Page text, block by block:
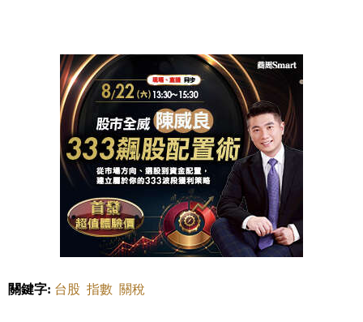
關鍵字: 台股 指數 關稅